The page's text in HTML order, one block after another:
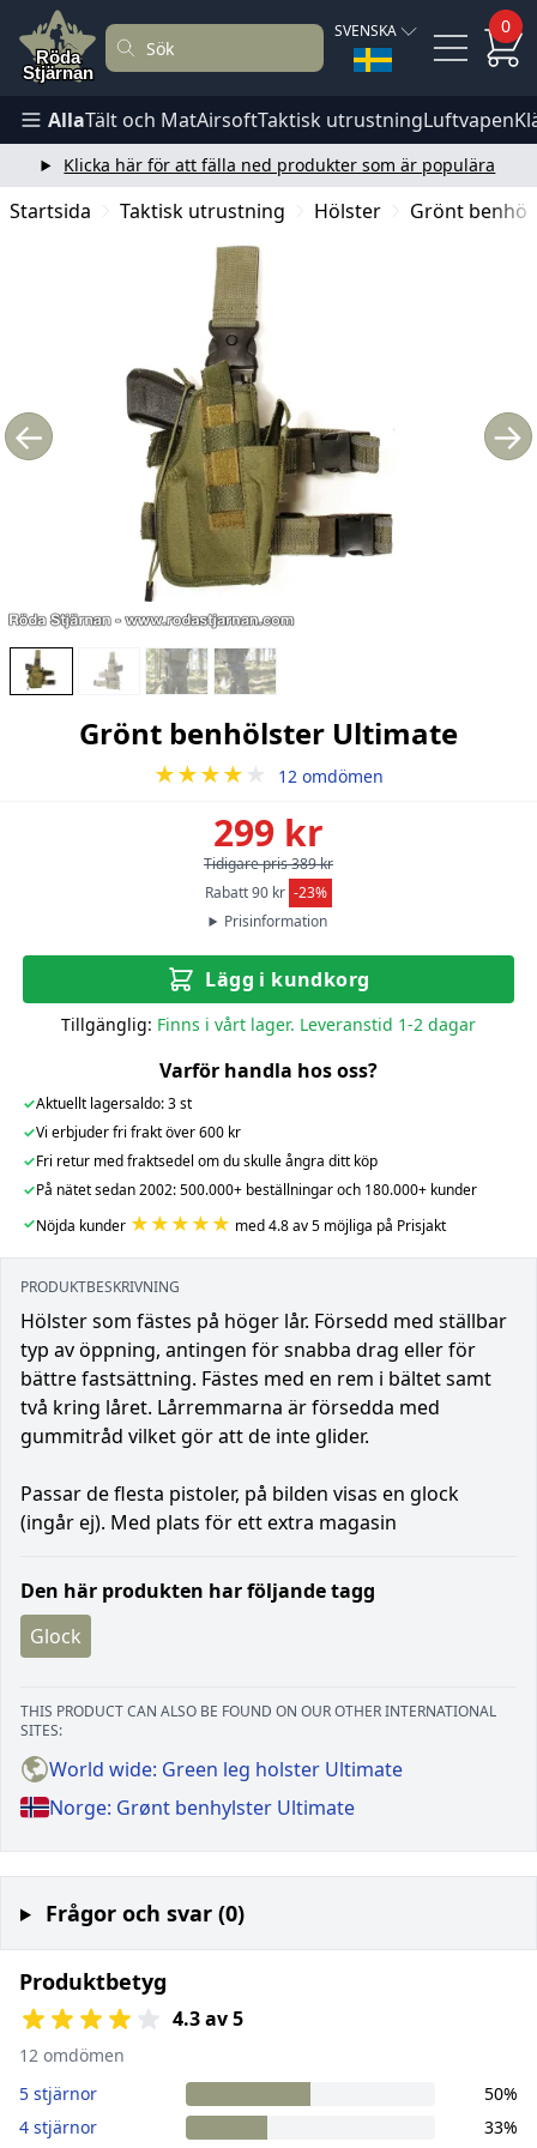
SVENSKA 0
AllaTält och MatAirsoftTaktisk utrustningLuftvapen
Klicka här för att fälla ned produkter som är populära
Startsida Taktisk utrustning Hölster Grönt
← →
Grönt benhölster Ultimate
★★★★ ★ 12 omdömen
299 kr
Tidigare pris 389 kr
Rabatt 90 kr -23%
Prisinformation
Lägg i kundkorg
Tillgänglig: Finns i vårt lager. Leveranstid 1-2 dagar
Varför handla hos oss?
✓Aktuellt lagersaldo: 3 st
✓Vi erbjuder fri frakt över 600 kr
✓Fri retur med fraktsedel om du skulle ångra ditt köp
✓På nätet sedan 2002: 500.000+ beställningar och 180.000+ kunder
✓Nöjda kunder ★★★★★ med 4.8 av 5 möjliga på Prisjakt
PRODUKTBESKRIVNING
Hölster som fästes på höger lår. Försedd med ställbar
typ av öppning, antingen för snabba drag eller för
bättre fastsättning. Fästes med en rem i bältet samt
två kring låret. Lårremmarna är försedda med
gummitråd vilket gör att de inte glider.
Passar de flesta pistoler, på bilden visas en glock
(ingår ej). Med plats för ett extra magasin
Den här produkten har följande tagg
Glock
THIS PRODUCT CAN ALSO BE FOUND ON OUR OTHER INTERNATIONAL
SITES:
World wide: Green leg holster Ultimate
Norge: Grønt benhylster Ultimate
Frågor och svar (0)
Produktbetyg
4.3 av 5
12 omdömen
5 stjärnor
50%
4 stjärnor
33%